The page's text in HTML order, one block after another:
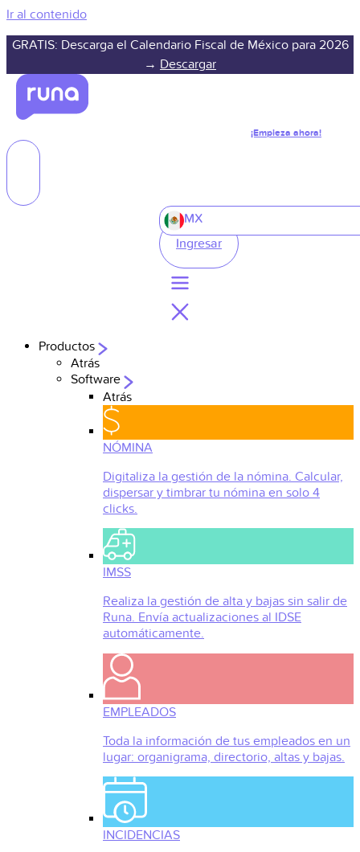
Ir al contenido
GRATIS: Descarga el Calendario Fiscal de México para 2026
→ Descargar
¡Empieza ahora!
MX
Ingresar
Productos
Atrás
Software
Atrás
NÓMINA
Digitaliza la gestión de la nómina. Calcular,
dispersar y timbrar tu nómina en solo 4
clicks.
IMSS
Realiza la gestión de alta y bajas sin salir de
Runa. Envía actualizaciones al IDSE
automáticamente.
EMPLEADOS
Toda la información de tus empleados en un
lugar: organigrama, directorio, altas y bajas.
INCIDENCIAS